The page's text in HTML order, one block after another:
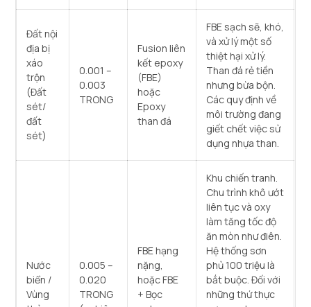
Đất nội
địa bị
xáo
trộn
(Đất
sét/
đất
sét)
0.001 –
0.003
TRONG
Fusion liên
kết epoxy
(FBE)
hoặc
Epoxy
than đá
FBE sạch sẽ, khó,
và xử lý một số
thiệt hại xử lý.
Than đá rẻ tiền
nhưng bừa bộn.
Các quy định về
môi trường đang
giết chết việc sử
dụng nhựa than.
Nước
biển /
Vùng
0.005 –
0.020
TRONG
FBE hạng
nặng,
hoặc FBE
+ Bọc
Khu chiến tranh.
Chu trình khô ướt
liên tục và oxy
làm tăng tốc độ
ăn mòn như điên.
Hệ thống sơn
phủ 100 triệu là
bắt buộc. Đối với
những thứ thực